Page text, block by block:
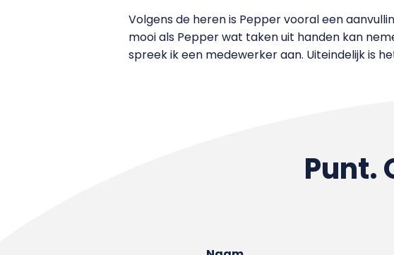
Volgens de heren is Pepper vooral een
mooi als Pepper wat taken uit handen kan
spreek ik een medewerker aan. Uiteindelijk is
Punt.